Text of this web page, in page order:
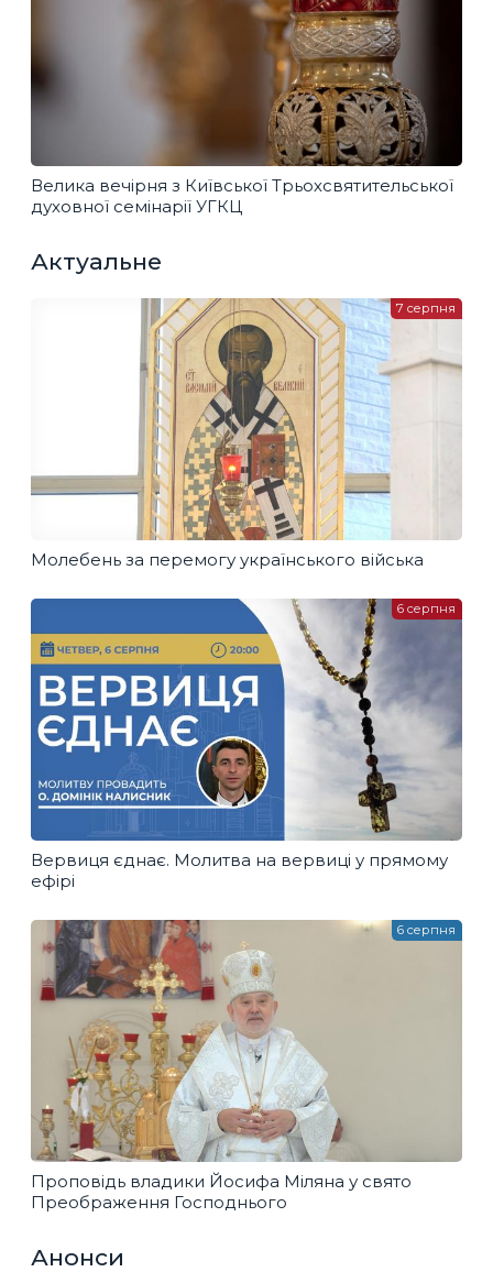
Велика вечірня з Київської Трьохсвятительської
духовної семінарії УГКЦ
Актуальне
Молебень за перемогу українського війська
7 серпня
Вервиця єднає. Молитва на вервиці у прямому
ефірі
6 серпня
Проповідь владики Йосифа Міляна у свято
Преображення Господнього
6 серпня
Анонси